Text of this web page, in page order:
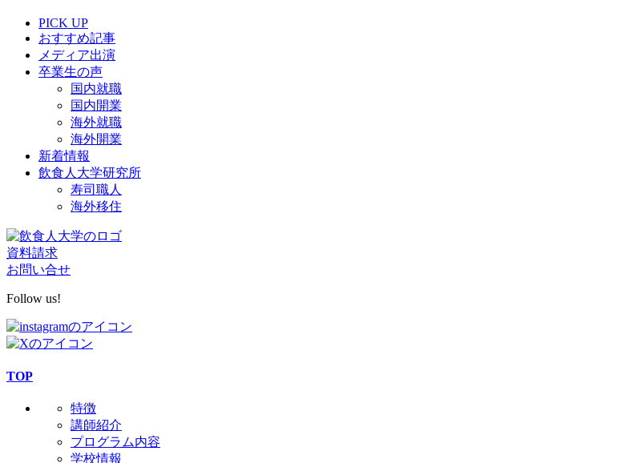
PICK UP
おすすめ記事
メディア出演
卒業生の声
国内就職
国内開業
海外就職
海外開業
新着情報
飲食人大学研究所
寿司職人
海外移住
資料請求
お問い合せ
Follow us!
TOP
特徴
講師紹介
プログラム内容
学校情報